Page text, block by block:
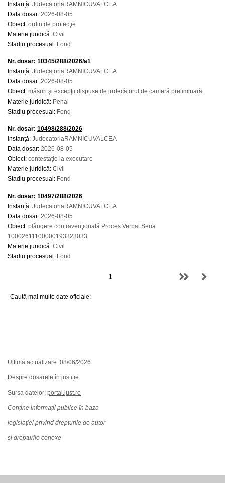
Instanță: JudecatoriaRAMNICUVALCEA
Data dosar: 2026-08-05
Obiect: ordin de protecţie
Materie juridică: Civil
Stadiu procesual: Fond
Nr. dosar: 10345/288/2026/a1
Instanță: JudecatoriaRAMNICUVALCEA
Data dosar: 2026-08-05
Obiect: măsuri şi excepţii dispuse de judecătorul de cameră preliminară
Materie juridică: Penal
Stadiu procesual: Fond
Nr. dosar: 10498/288/2026
Instanță: JudecatoriaRAMNICUVALCEA
Data dosar: 2026-08-05
Obiect: contestaţie la executare
Materie juridică: Civil
Stadiu procesual: Fond
Nr. dosar: 10497/288/2026
Instanță: JudecatoriaRAMNICUVALCEA
Data dosar: 2026-08-05
Obiect: plângere contravenţională Proces Verbal Seria
10002611100000193323033
Materie juridică: Civil
Stadiu procesual: Fond
Caută mai multe date oficiale:
Ultima actualizare: 08/06/2026
Despre dosarele în justiție
Sursa datelor: portal.just.ro
Conține informații publice în baza
legislației privind drepturile de autor
și drepturile conexe